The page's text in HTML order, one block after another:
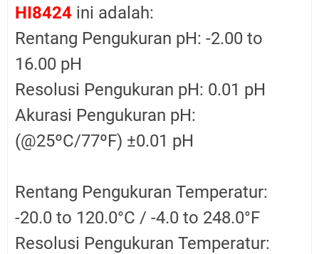
HI8424 ini adalah:
Rentang Pengukuran pH: -2.00 to
16.00 pH
Resolusi Pengukuran pH: 0.01 pH
Akurasi Pengukuran pH:
(@25ºC/77ºF) ±0.01 pH
Rentang Pengukuran Temperatur:
-20.0 to 120.0°C / -4.0 to 248.0°F
Resolusi Pengukuran Temperatur: